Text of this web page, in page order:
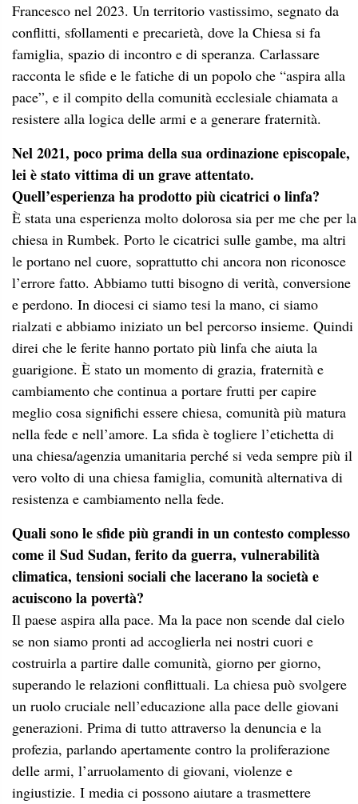
Francesco nel 2023. Un territorio vastissimo, segnato da
conflitti, sfollamenti e precarietà, dove la Chiesa si fa
famiglia, spazio di incontro e di speranza. Carlassare
racconta le sfide e le fatiche di un popolo che “aspira alla
pace”, e il compito della comunità ecclesiale chiamata a
resistere alla logica delle armi e a generare fraternità.
Nel 2021, poco prima della sua ordinazione episcopale,
lei è stato vittima di un grave attentato.
Quell’esperienza ha prodotto più cicatrici o linfa?
È stata una esperienza molto dolorosa sia per me che per la
chiesa in Rumbek. Porto le cicatrici sulle gambe, ma altri
le portano nel cuore, soprattutto chi ancora non riconosce
l’errore fatto. Abbiamo tutti bisogno di verità, conversione
e perdono. In diocesi ci siamo tesi la mano, ci siamo
rialzati e abbiamo iniziato un bel percorso insieme. Quindi
direi che le ferite hanno portato più linfa che aiuta la
guarigione. È stato un momento di grazia, fraternità e
cambiamento che continua a portare frutti per capire
meglio cosa significhi essere chiesa, comunità più matura
nella fede e nell’amore. La sfida è togliere l’etichetta di
una chiesa/agenzia umanitaria perché si veda sempre più il
vero volto di una chiesa famiglia, comunità alternativa di
resistenza e cambiamento nella fede.
Quali sono le sfide più grandi in un contesto complesso
come il Sud Sudan, ferito da guerra, vulnerabilità
climatica, tensioni sociali che lacerano la società e
acuiscono la povertà?
Il paese aspira alla pace. Ma la pace non scende dal cielo
se non siamo pronti ad accoglierla nei nostri cuori e
costruirla a partire dalle comunità, giorno per giorno,
superando le relazioni conflittuali. La chiesa può svolgere
un ruolo cruciale nell’educazione alla pace delle giovani
generazioni. Prima di tutto attraverso la denuncia e la
profezia, parlando apertamente contro la proliferazione
delle armi, l’arruolamento di giovani, violenze e
ingiustizie. I media ci possono aiutare a trasmettere